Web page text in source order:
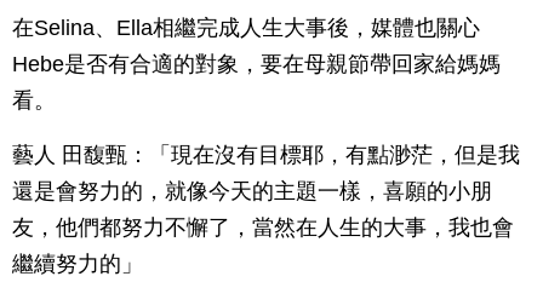
在Selina、Ella相繼完成人生大事後，媒體也關心
Hebe是否有合適的對象，要在母親節帶回家給媽媽
看。
藝人 田馥甄：「現在沒有目標耶，有點渺茫，但是我
還是會努力的，就像今天的主題一樣，喜願的小朋
友，他們都努力不懈了，當然在人生的大事，我也會
繼續努力的」